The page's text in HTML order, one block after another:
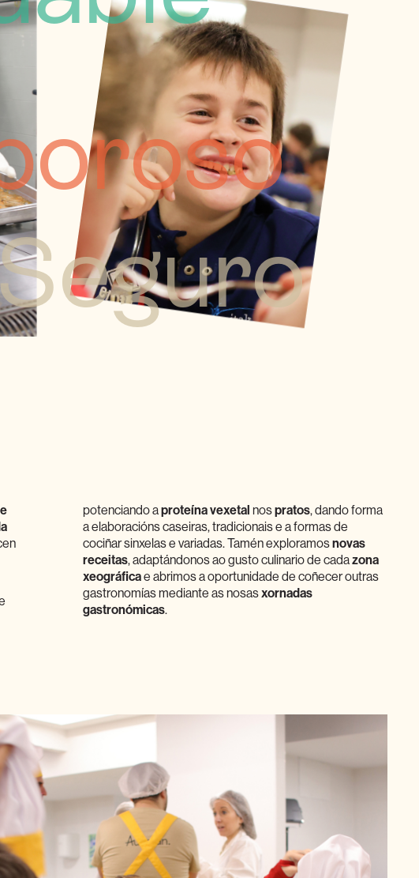
potenciando aproteína vexetal nospratos, dando forma
a elaboracións caseiras, tradicionais e a formas de
cociñar sinxelas e variadas. Tamén exploramosnovas
receitas, adaptándonos ao gusto culinario de cadazona
xeográficae abrimos a oportunidade de coñecer outras
gastronomías mediante as nosasxornadas
gastronómicas.